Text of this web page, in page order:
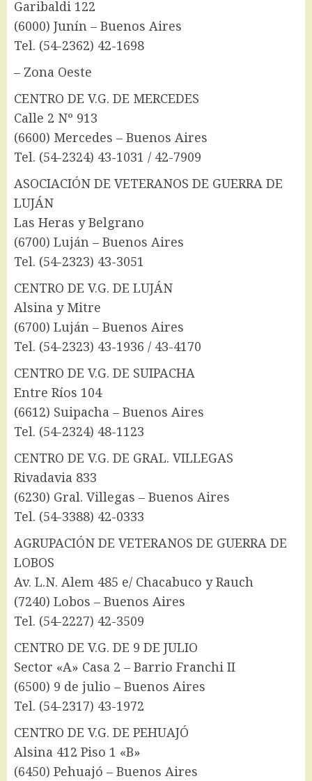
Garibaldi 122
(6000) Junín – Buenos Aires
Tel. (54-2362) 42-1698
– Zona Oeste
CENTRO DE V.G. DE MERCEDES
Calle 2 Nº 913
(6600) Mercedes – Buenos Aires
Tel. (54-2324) 43-1031 / 42-7909
ASOCIACIÓN DE VETERANOS DE GUERRA DE
LUJÁN
Las Heras y Belgrano
(6700) Luján – Buenos Aires
Tel. (54-2323) 43-3051
CENTRO DE V.G. DE LUJÁN
Alsina y Mitre
(6700) Luján – Buenos Aires
Tel. (54-2323) 43-1936 / 43-4170
CENTRO DE V.G. DE SUIPACHA
Entre Ríos 104
(6612) Suipacha – Buenos Aires
Tel. (54-2324) 48-1123
CENTRO DE V.G. DE GRAL. VILLEGAS
Rivadavia 833
(6230) Gral. Villegas – Buenos Aires
Tel. (54-3388) 42-0333
AGRUPACIÓN DE VETERANOS DE GUERRA DE
LOBOS
Av. L.N. Alem 485 e/ Chacabuco y Rauch
(7240) Lobos – Buenos Aires
Tel. (54-2227) 42-3509
CENTRO DE V.G. DE 9 DE JULIO
Sector «A» Casa 2 – Barrio Franchi II
(6500) 9 de julio – Buenos Aires
Tel. (54-2317) 43-1972
CENTRO DE V.G. DE PEHUAJÓ
Alsina 412 Piso 1 «B»
(6450) Pehuajó – Buenos Aires